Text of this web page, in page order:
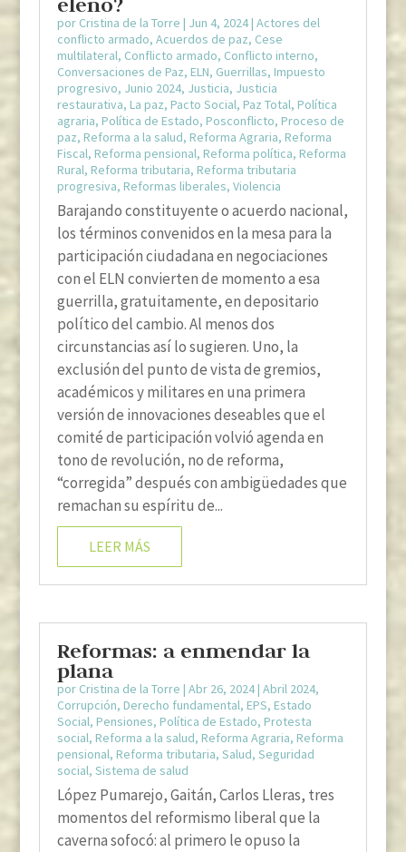
por Cristina de la Torre | Jun 4, 2024| Actores del
conflicto armado, Acuerdos de paz, Cese
multilateral, Conflicto armado, Conflicto interno,
Conversaciones de Paz, ELN, Guerrillas, Impuesto
progresivo, Junio 2024, Justicia, Justicia
restaurativa, La paz, Pacto Social, Paz Total, Política
agraria, Política de Estado, Posconflicto, Proceso de
paz, Reforma a la salud, Reforma Agraria, Reforma
Fiscal, Reforma pensional, Reforma política, Reforma
Rural, Reforma tributaria, Reforma tributaria
progresiva, Reformas liberales, Violencia
Barajando constituyente o acuerdo nacional,
los términos convenidos en la mesa para la
participación ciudadana en negociaciones
con el ELN convierten de momento a esa
guerrilla, gratuitamente, en depositario
político del cambio. Al menos dos
circunstancias así lo sugieren. Uno, la
exclusión del punto de vista de gremios,
académicos y militares en una primera
versión de innovaciones deseables que el
comité de participación volvió agenda en
tono de revolución, no de reforma,
“corregida” después con ambigüedades que
remachan su espíritu de...
LEER MÁS
Reformas: a enmendar la
plana
por Cristina de la Torre | Abr 26, 2024| Abril 2024,
Corrupción, Derecho fundamental, EPS, Estado
Social, Pensiones, Política de Estado, Protesta
social, Reforma a la salud, Reforma Agraria, Reforma
pensional, Reforma tributaria, Salud, Seguridad
social, Sistema de salud
López Pumarejo, Gaitán, Carlos Lleras, tres
momentos del reformismo liberal que la
caverna sofocó: al primero le opuso la